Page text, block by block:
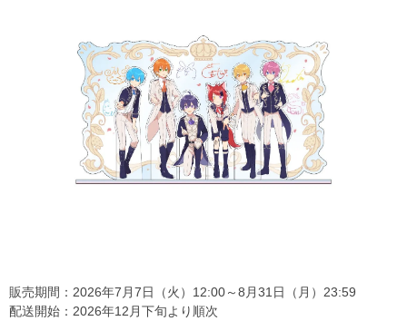
販売期間：2026年7月7日（火）12:00～8月31日（月）23:59
配送開始：2026年12月下旬より順次